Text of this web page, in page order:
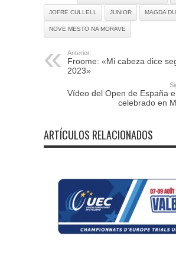
JOFRE CULLELL JUNIOR MAGDA
NOVE MESTO NA MORAVE
Anterior:
Froome: «Mi cabeza dice
2023»
Vídeo del Open de España
celebrado en
ARTÍCULOS RELACIONADOS